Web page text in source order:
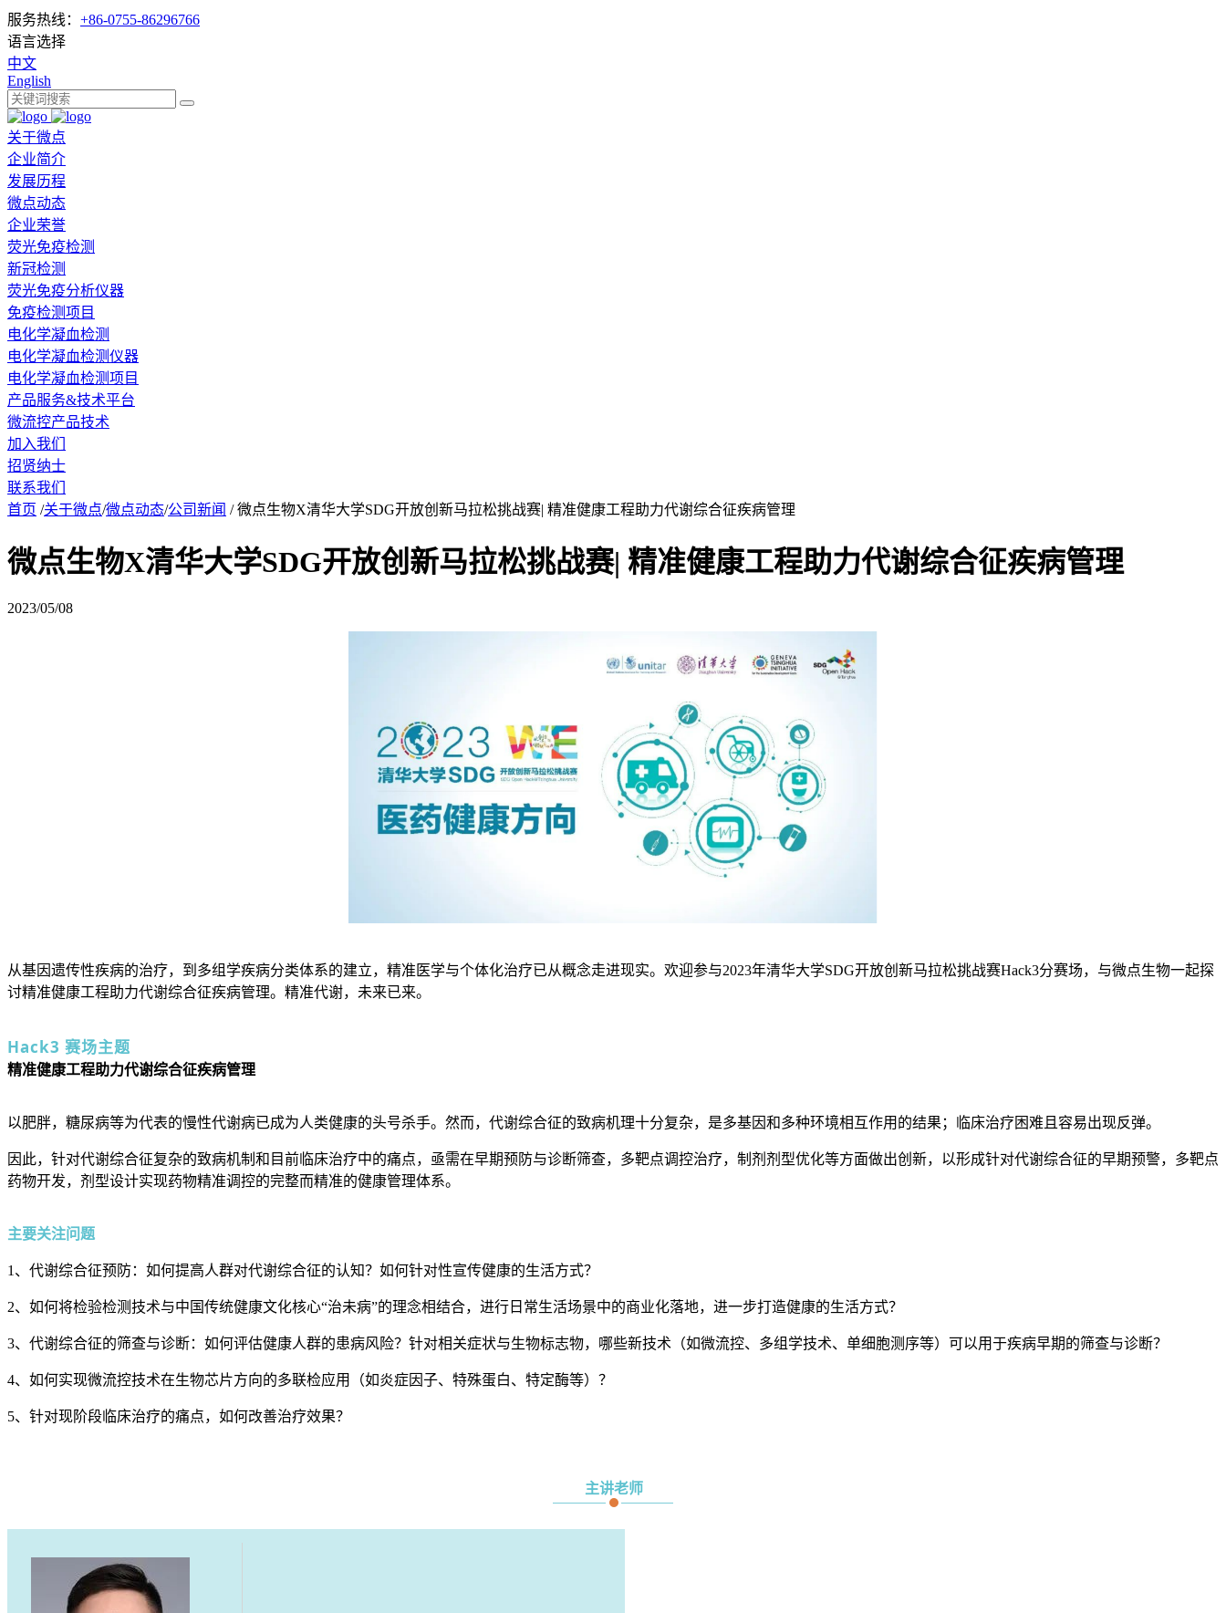
服务热线： +86-0755-86296766
语言选择
中文
English
关于微点
企业简介
发展历程
微点动态
企业荣誉
荧光免疫检测
新冠检测
荧光免疫分析仪器
免疫检测项目
电化学凝血检测
电化学凝血检测仪器
电化学凝血检测项目
产品服务&技术平台
微流控产品技术
加入我们
招贤纳士
联系我们
首页 /关于微点/微点动态/公司新闻 / 微点生物X清华大学SDG开放创新马拉松挑战赛| 精准健康工程助力代谢综合征疾病管理
微点生物X清华大学SDG开放创新马拉松挑战赛| 精准健康工程助力代谢综合征疾病管理
2023/05/08
从基因遗传性疾病的治疗，到多组学疾病分类体系的建立，精准医学与个体化治疗已从概念走进现实。欢迎参与2023年清华大学SDG开放创新马拉松挑战赛Hack3分赛场，与微点生物一起探
讨精准健康工程助力代谢综合征疾病管理。精准代谢，未来已来。
Hack3 赛场主题
精准健康工程助力代谢综合征疾病管理
以肥胖，糖尿病等为代表的慢性代谢病已成为人类健康的头号杀手。然而，代谢综合征的致病机理十分复杂，是多基因和多种环境相互作用的结果；临床治疗困难且容易出现反弹。
因此，针对代谢综合征复杂的致病机制和目前临床治疗中的痛点，亟需在早期预防与诊断筛查，多靶点调控治疗，制剂剂型优化等方面做出创新，以形成针对代谢综合征的早期预警，多靶点
药物开发，剂型设计实现药物精准调控的完整而精准的健康管理体系。
主要关注问题
1、代谢综合征预防：如何提高人群对代谢综合征的认知？如何针对性宣传健康的生活方式？
2、如何将检验检测技术与中国传统健康文化核心“治未病”的理念相结合，进行日常生活场景中的商业化落地，进一步打造健康的生活方式？
3、代谢综合征的筛查与诊断：如何评估健康人群的患病风险？针对相关症状与生物标志物，哪些新技术（如微流控、多组学技术、单细胞测序等）可以用于疾病早期的筛查与诊断？
4、如何实现微流控技术在生物芯片方向的多联检应用（如炎症因子、特殊蛋白、特定酶等）？
5、针对现阶段临床治疗的痛点，如何改善治疗效果？
主讲老师